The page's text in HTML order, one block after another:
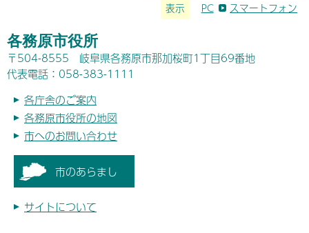
表示 PC スマートフォン
各務原市役所
〒504-8555 岐阜県各務原市那加桜町1丁目69番地
代表電話：058-383-1111
各庁舎のご案内
各務原市役所の地図
市へのお問い合わせ
市のあらまし
サイトについて